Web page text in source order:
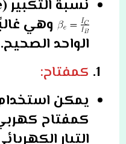
نسبة التكبير (βe) تُحسب بالعلاقة
وهي
الواحد الصحيح.
كمفتاح:
يمكن استخدام
كمفتاح